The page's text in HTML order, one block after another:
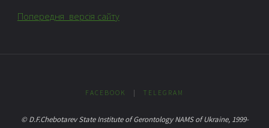
Попередня версія сайту
FACEBOOK | TELEGRAM
© D.F.Chebotarev State Institute of Gerontology NAMS of Ukraine, 1999-